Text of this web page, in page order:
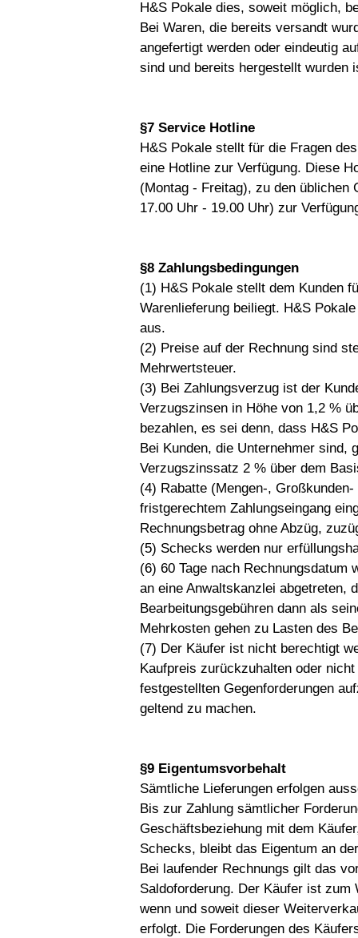
H&S Pokale dies, soweit möglich,
Bei Waren, die bereits versandt
angefertigt werden oder eindeutig
sind und bereits hergestellt wurden
§7 Service Hotline
H&S Pokale stellt für die Fragen
eine Hotline zur Verfügung. Diese
(Montag - Freitag), zu den üblichen
17.00 Uhr - 19.00 Uhr) zur
§8 Zahlungsbedingungen
(1) H&S Pokale stellt dem Kunden
Warenlieferung beiliegt. H&S
aus.
(2) Preise auf der Rechnung sind
Mehrwertsteuer.
(3) Bei Zahlungsverzug ist der
Verzugszinsen in Höhe von 1,2 %
bezahlen, es sei denn, dass H&S
Bei Kunden, die Unternehmer sind,
Verzugszinssatz 2 % über dem
(4) Rabatte (Mengen-,
fristgerechtem Zahlungseingang
Rechnungsbetrag ohne Abzüg,
(5) Schecks werden nur
(6) 60 Tage nach Rechnungsdatum
an eine Anwaltskanzlei abgetreten,
Bearbeitungsgebühren dann als
Mehrkosten gehen zu Lasten des
(7) Der Käufer ist nicht berechtigt
Kaufpreis zurückzuhalten oder
festgestellten Gegenforderungen
geltend zu machen.
§9 Eigentumsvorbehalt
Sämtliche Lieferungen erfolgen
Bis zur Zahlung sämtlicher
Geschäftsbeziehung mit dem
Schecks, bleibt das Eigentum an
Bei laufender Rechnungs gilt das
Saldoforderung. Der Käufer ist
wenn und soweit dieser
erfolgt. Die Forderungen des